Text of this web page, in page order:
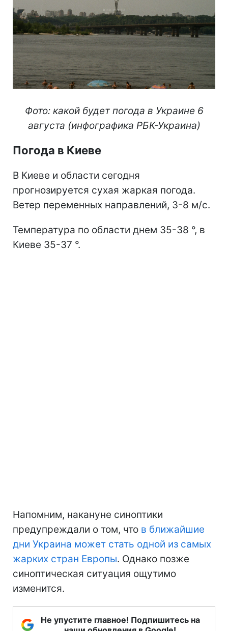
Фото: какой будет погода в Украине 6
августа (инфографика РБК-Украина)
Погода в Киеве
В Киеве и области сегодня
прогнозируется сухая жаркая погода.
Ветер переменных направлений, 3-8 м/с.
Температура по области днем 35-38 °, в
Киеве 35-37 °.
Напомним, накануне синоптики
предупреждали о том, что в ближайшие
дни Украина может стать одной из самых
жарких стран Европы. Однако позже
синоптическая ситуация ощутимо
изменится.
Не упустите главное! Подпишитесь на